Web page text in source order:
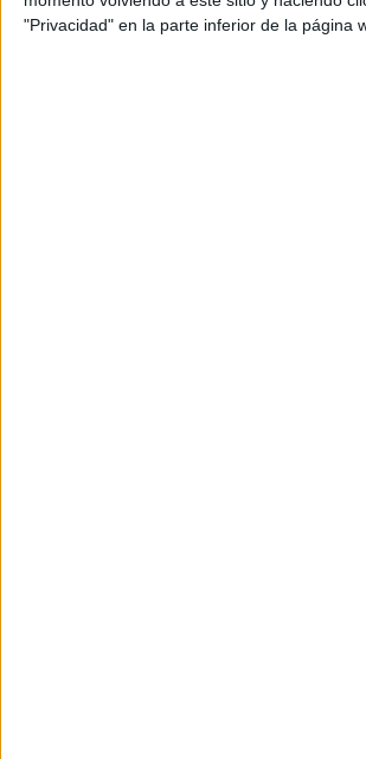
"Privacidad" en la parte inferior de la página
Estaba escondido en los bajos de un